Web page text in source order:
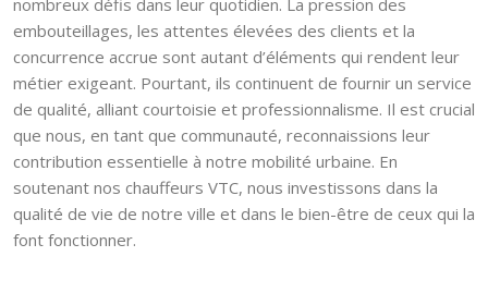
nombreux défis dans leur quotidien. La pression des
embouteillages, les attentes élevées des clients et la
concurrence accrue sont autant d’éléments qui rendent leur
métier exigeant. Pourtant, ils continuent de fournir un service
de qualité, alliant courtoisie et professionnalisme. Il est crucial
que nous, en tant que communauté, reconnaissions leur
contribution essentielle à notre mobilité urbaine. En
soutenant nos chauffeurs VTC, nous investissons dans la
qualité de vie de notre ville et dans le bien-être de ceux qui la
font fonctionner.